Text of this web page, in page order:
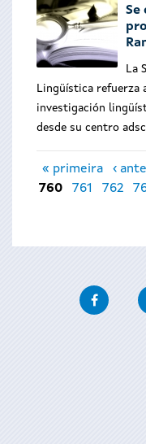
Se
La
Lingüística refuerza
investigación
desde su centro
Páginas
« primeira ‹
760
761 762